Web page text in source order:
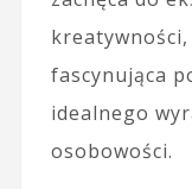
fascynująca
idealnego
osobowości.